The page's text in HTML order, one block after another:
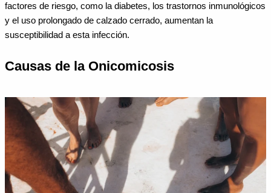
factores de riesgo, como la diabetes, los trastornos inmunológicos
y el uso prolongado de calzado cerrado, aumentan la
susceptibilidad a esta infección.
Causas de la Onicomicosis